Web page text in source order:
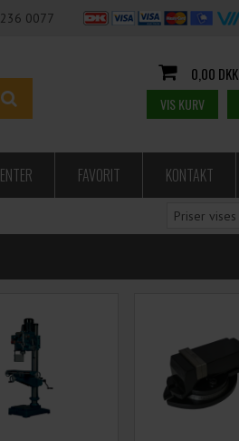
0077
0,00 DKK
VIS KURV
FAVORIT KONTAKT